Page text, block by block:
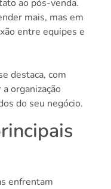
ao pós-venda.
mais, mas em
entre equipes e
destaca, com
organização
do seu negócio.
enfrentam